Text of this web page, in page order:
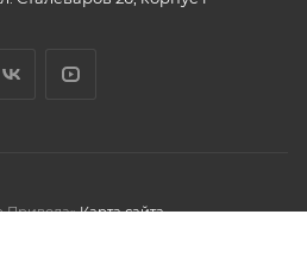
Привода» Карта сайта